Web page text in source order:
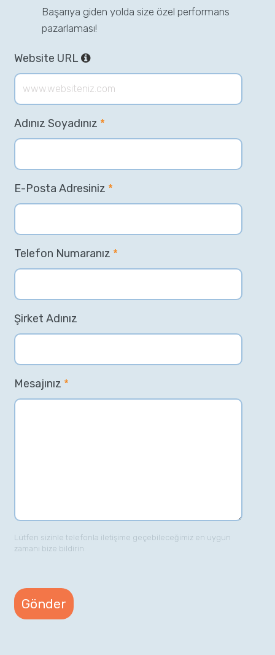
Başarıya giden yolda size özel performans
pazarlaması!
Website URL
Adınız Soyadınız *
E-Posta Adresiniz *
Telefon Numaranız *
Şirket Adınız
Mesajınız *
Lütfen sizinle telefonla iletişime geçebileceğimiz en uygun
zamanı bize bildirin.